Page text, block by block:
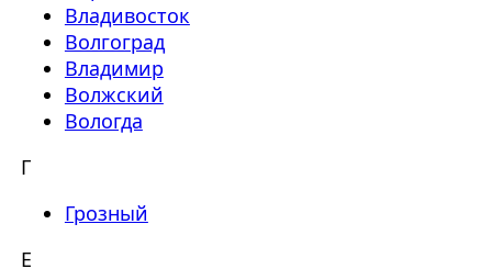
Владивосток
Волгоград
Владимир
Волжский
Вологда
Г
Грозный
Е